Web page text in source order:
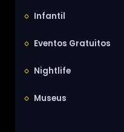
Infantil
Eventos Gratuitos
Nightlife
Museus